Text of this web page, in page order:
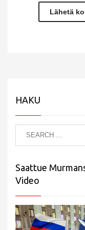
HAKU
Saattue
Video